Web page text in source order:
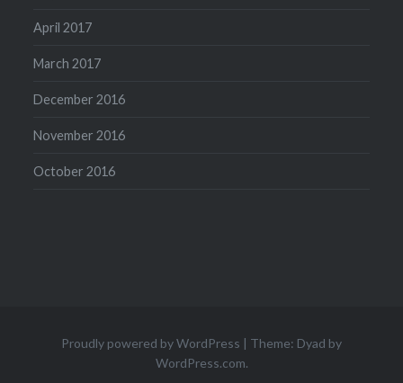
April 2017
March 2017
December 2016
November 2016
October 2016
Proudly powered by WordPress | Theme: Dyad by
WordPress.com.